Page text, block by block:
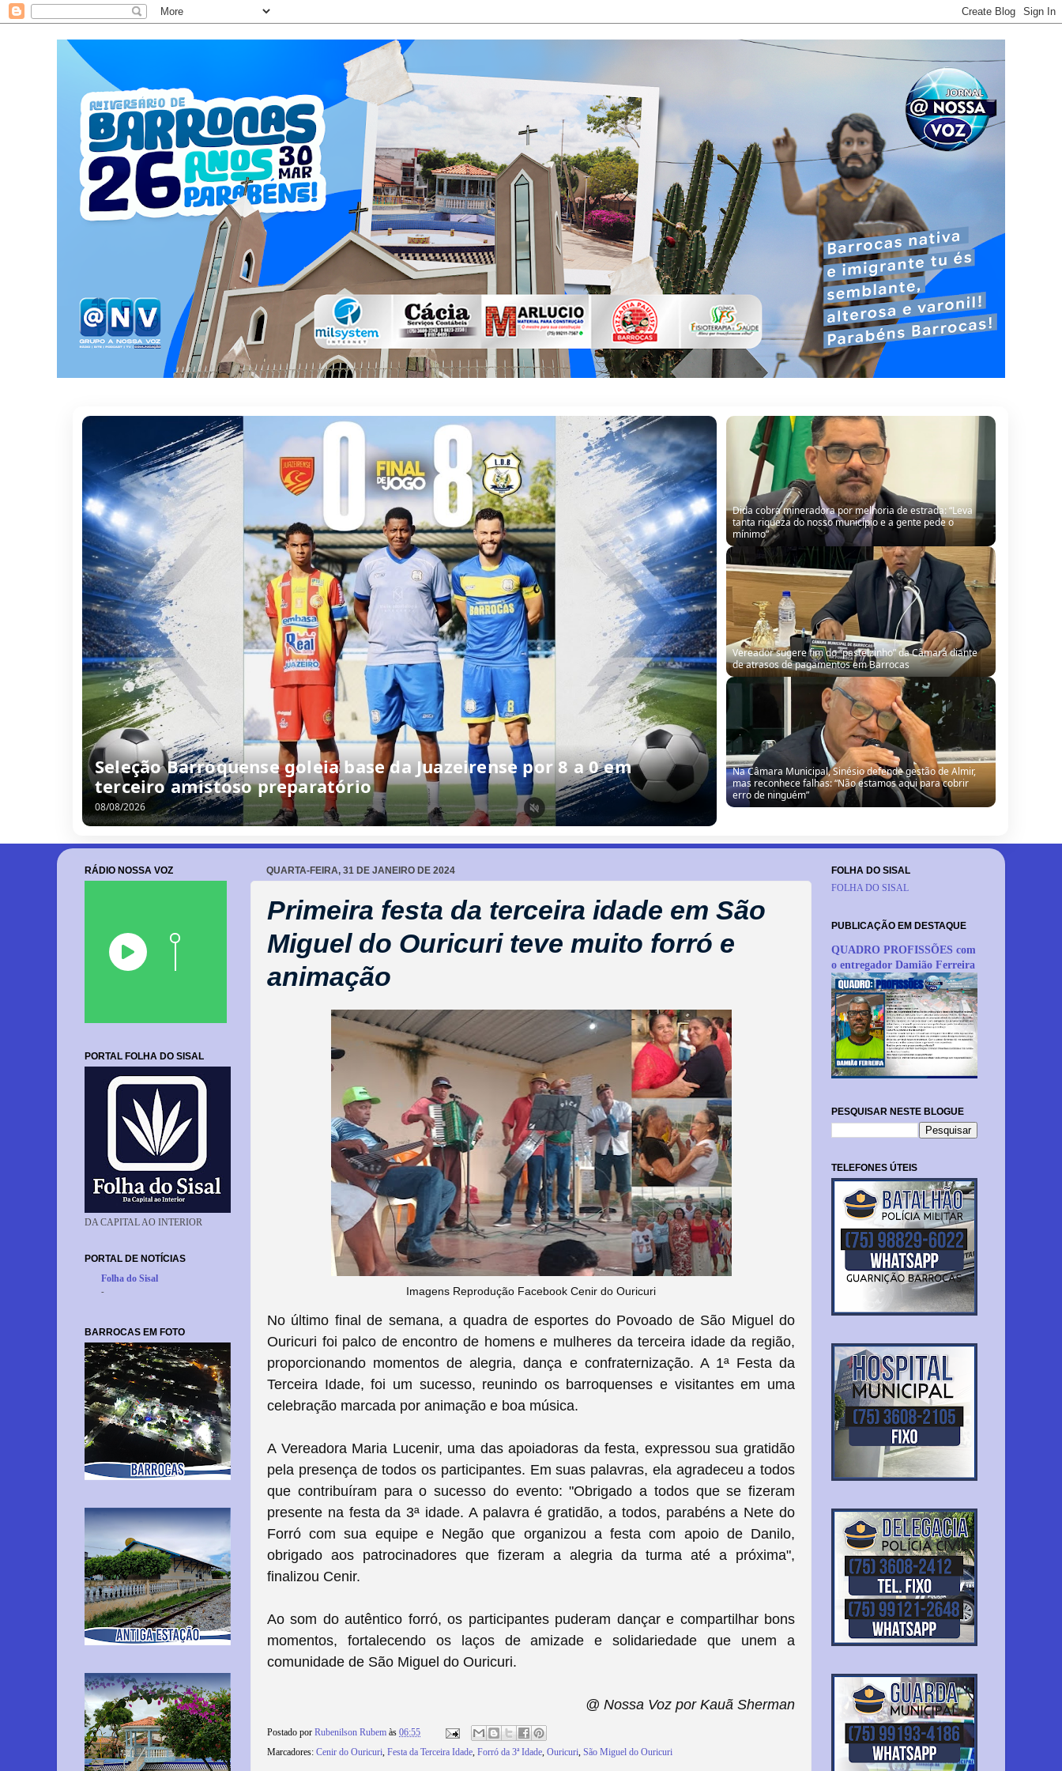
Seleção Barroquense goleia base da Juazeirense por 8 a 0 em
terceiro amistoso preparatório
08/08/2026
Dida cobra mineradora por melhoria de estrada: “Leva
tanta riqueza do nosso município e a gente pede o
mínimo”
Vereador sugere fim do “pastelzinho” da Câmara diante
de atrasos de pagamentos em Barrocas
Na Câmara Municipal, Sinésio defende gestão de Almir,
mas reconhece falhas: “Não estamos aqui para cobrir
erro de ninguém”
QUARTA-FEIRA, 31 DE JANEIRO DE 2024
Primeira festa da terceira idade em São
Miguel do Ouricuri teve muito forró e
animação
Imagens Reprodução Facebook Cenir do Ouricuri
No último final de semana, a quadra de esportes do Povoado de São Miguel do
Ouricuri foi palco de encontro de homens e mulheres da terceira idade da região,
proporcionando momentos de alegria, dança e confraternização. A 1ª Festa da
Terceira Idade, foi um sucesso, reunindo os barroquenses e visitantes em uma
celebração marcada por animação e boa música.
A Vereadora Maria Lucenir, uma das apoiadoras da festa, expressou sua gratidão
pela presença de todos os participantes. Em suas palavras, ela agradeceu a todos
que contribuíram para o sucesso do evento: "Obrigado a todos que se fizeram
presente na festa da 3ª idade. A palavra é gratidão, a todos, parabéns a Nete do
Forró com sua equipe e Negão que organizou a festa com apoio de Danilo,
obrigado aos patrocinadores que fizeram a alegria da turma até a próxima",
finalizou Cenir.
Ao som do autêntico forró, os participantes puderam dançar e compartilhar bons
momentos, fortalecendo os laços de amizade e solidariedade que unem a
comunidade de São Miguel do Ouricuri.
@ Nossa Voz por Kauã Sherman
Postado por Rubenilson Rubem às 06:55
Marcadores: Cenir do Ouricuri, Festa da Terceira Idade, Forró da 3ª Idade, Ouricuri, São Miguel do Ouricuri
RÁDIO NOSSA VOZ
PORTAL FOLHA DO SISAL
DA CAPITAL AO INTERIOR
PORTAL DE NOTÍCIAS
Folha do Sisal
-
BARROCAS EM FOTO
FOLHA DO SISAL
FOLHA DO SISAL
PUBLICAÇÃO EM DESTAQUE
QUADRO PROFISSÕES com
o entregador Damião Ferreira
PESQUISAR NESTE BLOGUE
TELEFONES ÚTEIS